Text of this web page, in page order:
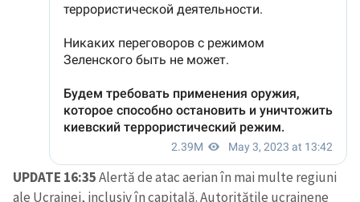
UPDATE 16:35Alertă de atac aerian în mai multe regiuni
ale Ucrainei, inclusiv în capitală. Autoritățile ucrainene